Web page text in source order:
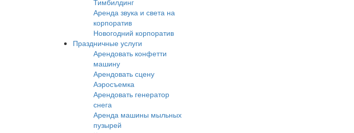
Тимбилдинг
Аренда звука и света на
корпоратив
Новогодний корпоратив
Праздничные услуги
Арендовать конфетти
машину
Арендовать сцену
Аэросъемка
Арендовать генератор
снега
Аренда машины мыльных
пузырей